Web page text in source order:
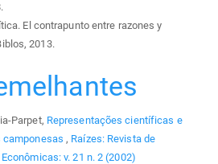
El contrapunto entre razones y
2013.
Parpet, Representações científicas e
, Raízes: Revista de
v. 21 n. 2 (2002)